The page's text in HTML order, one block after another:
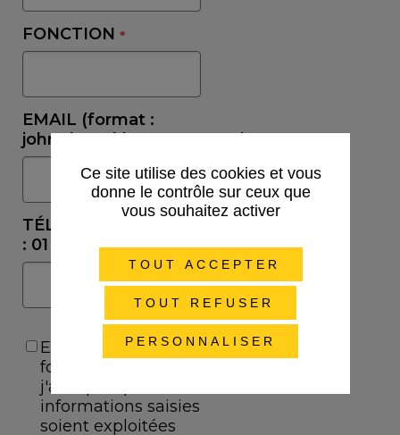
Ce site utilise des cookies et vous
donne le contrôle sur ceux que
vous souhaitez activer
TOUT ACCEPTER
TOUT REFUSER
PERSONNALISER